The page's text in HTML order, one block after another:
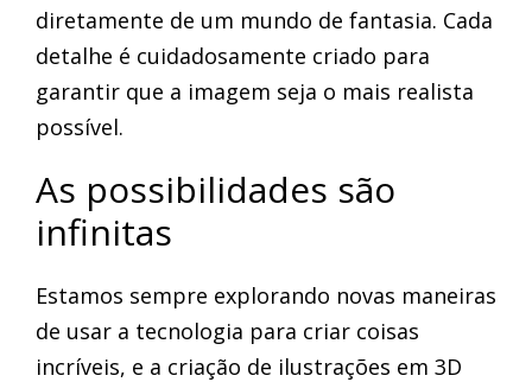
diretamente de um mundo de fantasia. Cada
detalhe é cuidadosamente criado para
garantir que a imagem seja o mais realista
possível.
As possibilidades são
infinitas
Estamos sempre explorando novas maneiras
de usar a tecnologia para criar coisas
incríveis, e a criação de ilustrações em 3D